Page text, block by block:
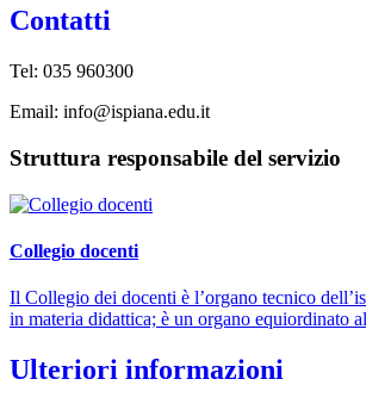
Contatti
Tel: 035 960300
Email: info@ispiana.edu.it
Struttura responsabile del servizio
Collegio docenti
Il Collegio dei docenti è l’organo tecnico
in materia didattica; è un organo equiordinato
Ulteriori informazioni